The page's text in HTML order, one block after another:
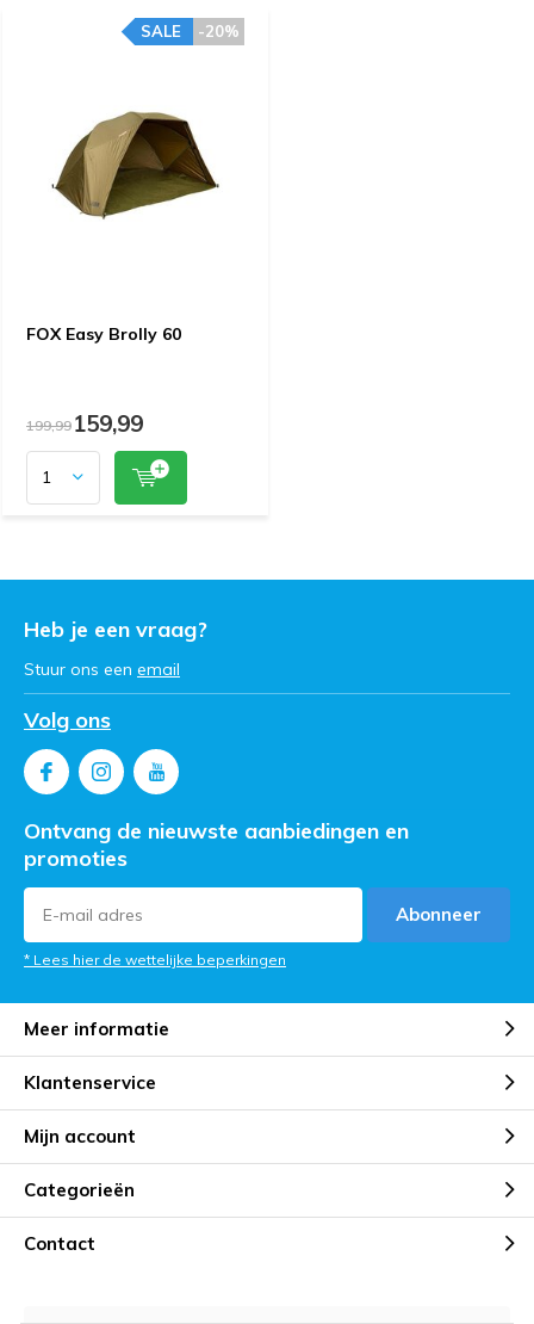
FOX Easy Brolly 60
-20%
SALE
199,99159,99
Heb je een vraag?
Stuur ons een email
Volg ons
Ontvang de nieuwste aanbiedingen en
promoties
Abonneer
* Lees hier de wettelijke beperkingen
Meer informatie
Klantenservice
Mijn account
Categorieën
Contact